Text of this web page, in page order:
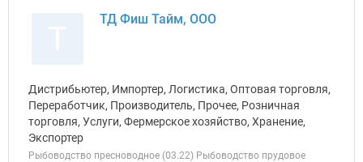
ТД Фиш Тайм, ООО
Дистрибьютер, Импортер, Логистика, Оптовая торговля,
Переработчик, Производитель, Прочее, Розничная
торговля, Услуги, Фермерское хозяйство, Хранение,
Экспортер
Рыбоводство пресноводное (03.22) Рыбоводство прудовое